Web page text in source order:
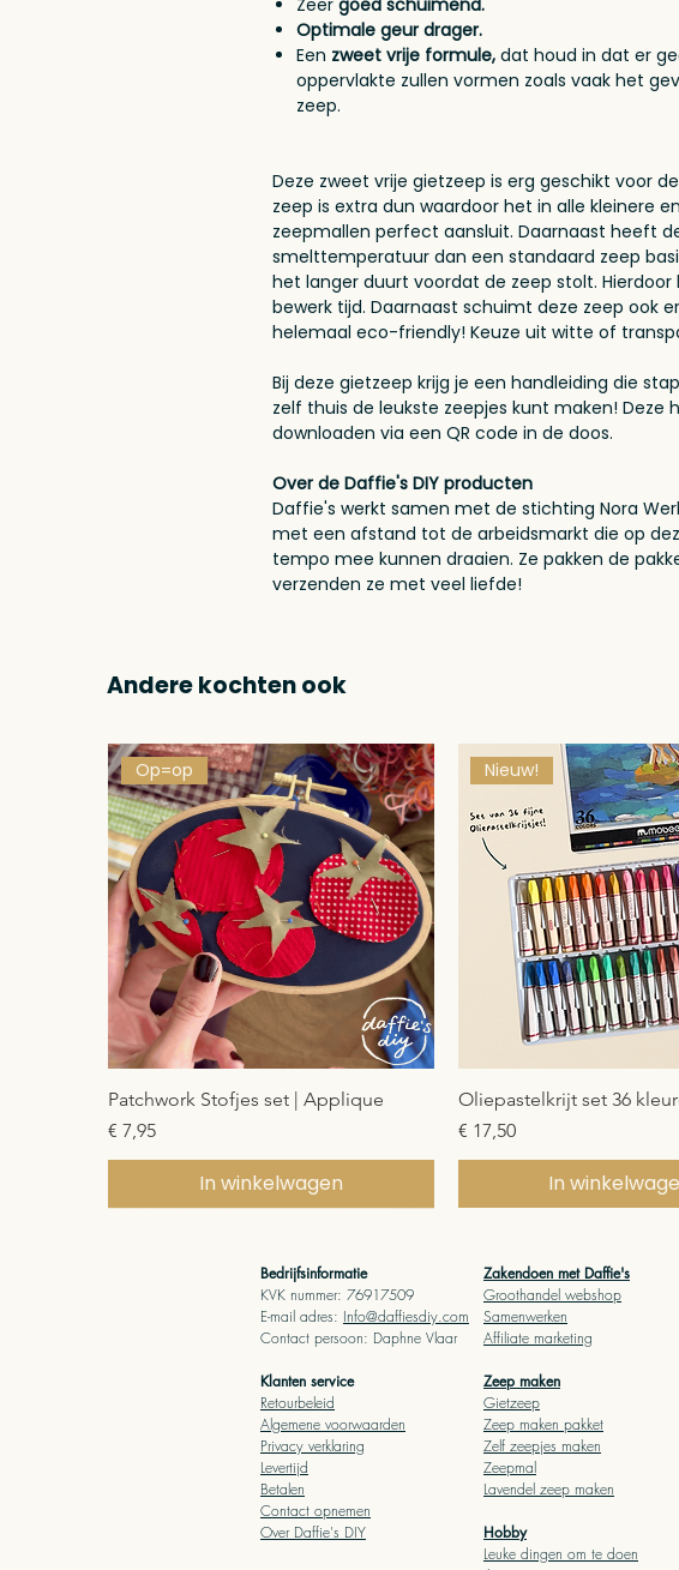
Optimale geur drager.
Een zweet vrije formule, dat houd in dat er
oppervlakte zullen vormen zoals vaak het
zeep.
Deze zweet vrije gietzeep is erg geschikt voor
zeep is extra dun waardoor het in alle kleinere
zeepmallen perfect aansluit. Daarnaast heeft
smelttemperatuur dan een standaard zeep
het langer duurt voordat de zeep stolt. Hierdoor
bewerk tijd. Daarnaast schuimt deze zeep ook
helemaal eco-friendly! Keuze uit witte of
Bij deze gietzeep krijg je een handleiding die
zelf thuis de leukste zeepjes kunt maken! Deze
downloaden via een QR code in de doos.
Over de Daffie's DIY producten
Daffie's werkt samen met de stichting Nora
met een afstand tot de arbeidsmarkt die op
tempo mee kunnen draaien. Ze pakken de
verzenden ze met veel liefde!
Andere kochten ook
Snel overzicht
Op=op
Patchwork Stofjes set | Applique
Prijs
€ 7,95
In winkelwagen
Snel overzicht
Nieuw!
Oliepastelkrijt set 36
Prijs
€ 17,50
In
Snel overzicht
Schilderen op nummer:
Snel overzicht
Borduurpatronen bundel:
Bedrijfsinformatie
KVK nummer: 76917509
E-mail adres: Info@daffiesdiy.com
Contact persoon: Daphne Vlaar
Klanten service
Retourbeleid
Algemene voorwaarden
Privacy verklaring
Levertijd
Betalen
Contact opnemen
Over Daffie's DIY
Zakendoen met Daffie's
Groothandel webshop
Samenwerken
Affiliate marketing
Zeep maken
Gietzeep
Zeep maken pakket
Zelf zeepjes maken
Zeepmal
Lavendel zeep maken
Hobby
Leuke dingen om te doen